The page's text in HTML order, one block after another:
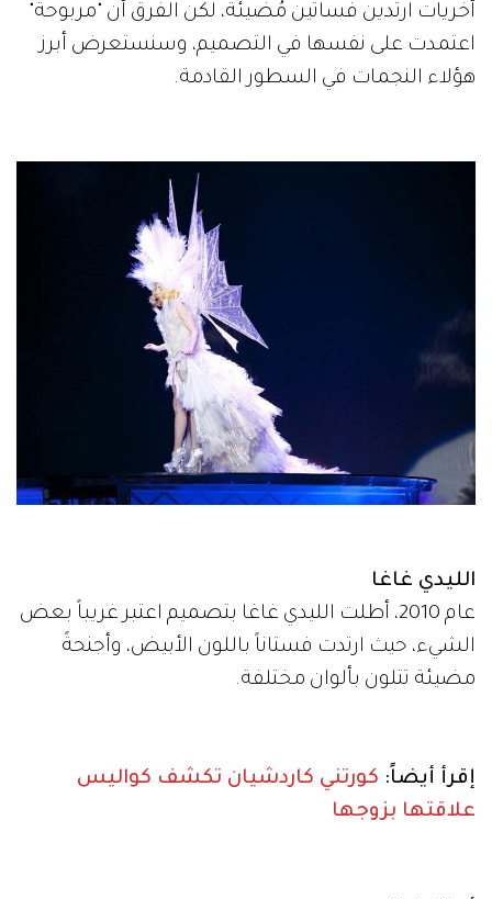
أخريات ارتدين فساتين مُضيئة، لكن الفرق أن "مربوحة"
اعتمدت على نفسها في التصميم، وسنستعرض أبرز
هؤلاء النجمات في السطور القادمة.
الليدي غاغا
عام 2010، أطلت الليدي غاغا بتصميم اعتبر غريباً بعض
الشيء، حيث ارتدت فستاناً باللون الأبيض، وأجنحةً
مضيئة تتلون بألوان مختلفة.
إقرأ أيضاً: كورتني كاردشيان تكشف كواليس
علاقتها بزوجها